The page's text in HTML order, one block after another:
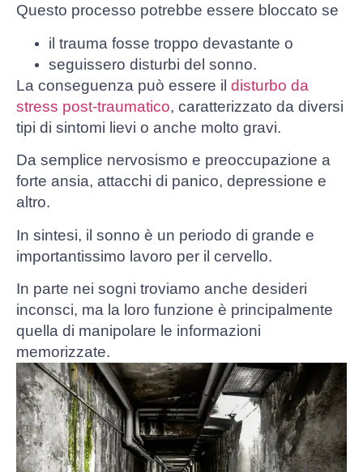
Questo processo potrebbe essere bloccato se
il trauma fosse troppo devastante o
seguissero disturbi del sonno.
La conseguenza può essere il disturbo da
stress post-traumatico, caratterizzato da diversi
tipi di sintomi lievi o anche molto gravi.
Da semplice nervosismo e preoccupazione a
forte ansia, attacchi di panico, depressione e
altro.
In sintesi, il sonno è un periodo di grande e
importantissimo lavoro per il cervello.
In parte nei sogni troviamo anche desideri
inconsci, ma la loro funzione è principalmente
quella di manipolare le informazioni
memorizzate.